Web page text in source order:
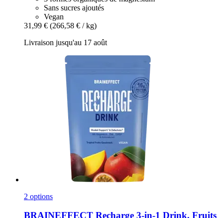
Sans sucres ajoutés
Vegan
31,99 € (266,58 € / kg)
Livraison jusqu'au 17 août
2 options
BRAINEFFECT Recharge 3-​in-​1 Drink, Fruits